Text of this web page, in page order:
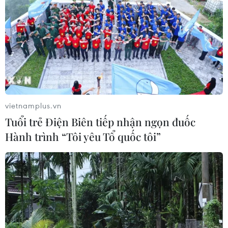
Tìm ra cơ chế gây bệnh ung thư
xương hiếm gặp
17/07/2026 01:05
Xem thêm
CƠ QUAN CHỦ QUẢN: THÔNG TẤN XÃ VIỆT NAM
Tổng Biên tập: TRẦN TIẾN DUẨN
Phó Tổng Biên tập: NGUYỄN THỊ TÁM, KHÚC THANH
THỦY
vietnamplus.vn
Tuổi trẻ Điện Biên tiếp nhận ngọn đuốc
Hành trình “Tôi yêu Tổ quốc tôi”